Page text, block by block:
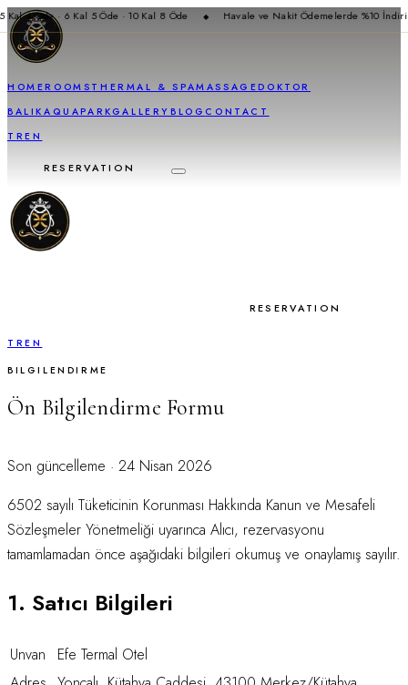
4 Öde · 6 Kal 5 Öde · 10 Kal 8 Öde Havale ve Nakit Ödemelerde %10
HOMEROOMS THERMAL & SPAMASSAGEDOKTOR
BALIK AQUAPARKGALLERYBLOGCONTACT
TREN
RESERVATION
RESERVATION
TREN
BILGILENDIRME
Ön Bilgilendirme Formu
Son güncelleme · 24 Nisan 2026
6502 sayılı Tüketicinin Korunması Hakkında Kanun ve Mesafeli
Sözleşmeler Yönetmeliği uyarınca Alıcı, rezervasyonu
tamamlamadan önce aşağıdaki bilgileri okumuş ve onaylamış sayılır.
1. Satıcı Bilgileri
Unvan
Efe Termal Otel